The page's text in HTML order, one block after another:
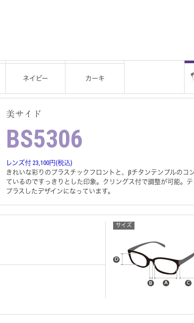
ネイビー カーキ
美サイド
BS5306
レンズ付 23,100円(税込)
きれいな彩りのプラスチックフロントと、βチタンテンプルの
ているのですっきりとした印象。クリングス付で調整が可能。
プラスしたデザインになっています。
サイズ